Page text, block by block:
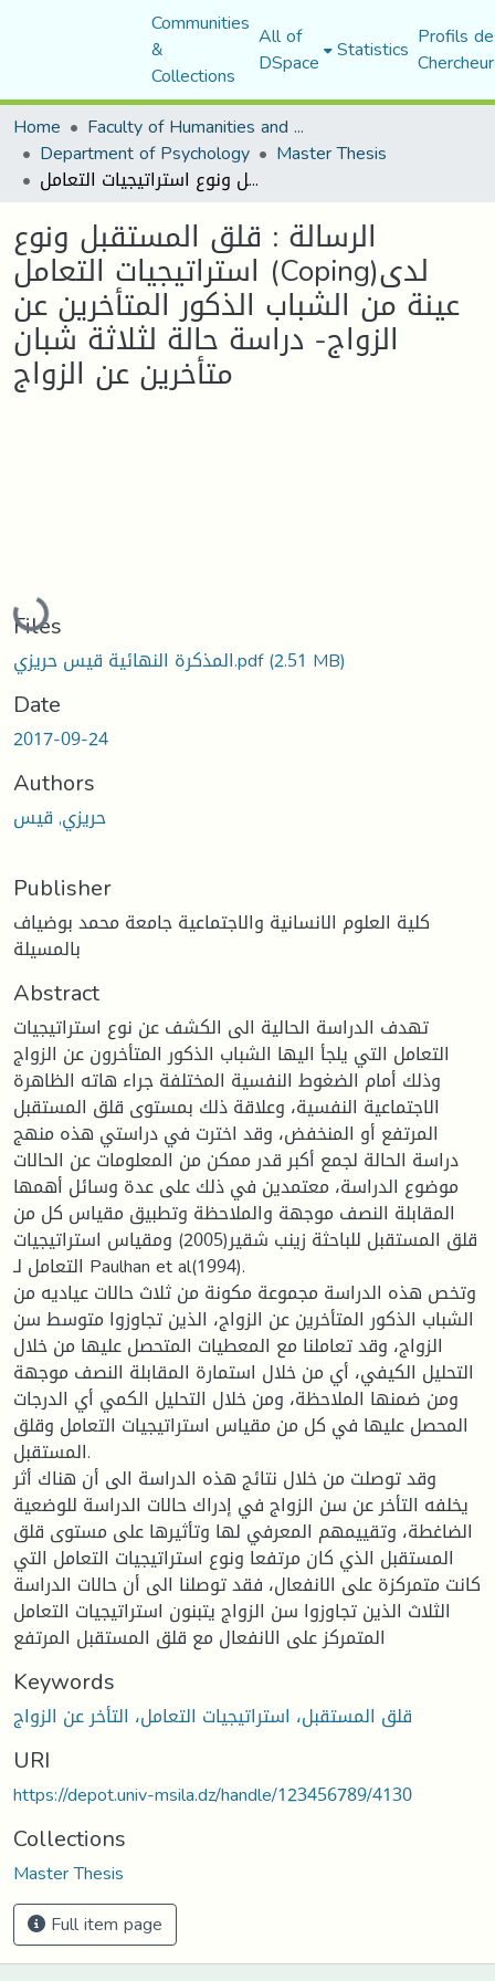
Communities
&
Collections
All of
DSpace Statistics Profils
Home
Faculty of Humanities and Social Sciences
Department of Psychology Master Thesis
الرسالة : قلق المستقبل ونوع استراتيجيات التعامل (Coping)لدى عينة من الشباب الذكور المتأخرين عن الزواج- دراسة حالة لثلاثة شبان متأخرين عن الزواج
الرسالة : قلق المستقبل ونوع
استراتيجيات التعامل (Coping)لدى
عينة من الشباب الذكور المتأخرين عن
الزواج- دراسة حالة لثلاثة شبان
متأخرين عن الزواج
Loading...
Files
المذكرة النهائية قيس حريزي.pdf(2.51 MB)
Date
2017-09-24
Authors
حريزي, قيس
Publisher
كلية العلوم الانسانية والاجتماعية جامعة محمد بوضياف
بالمسيلة
Abstract
تهدف الدراسة الحالية الى الكشف عن نوع استراتيجيات
التعامل التي یلجأ الیها الشباب الذكور المتأخرون عن الزواج
وذلك أمام الضغوط النفسية المختلفة جراء هاته الظاهرة
الاجتماعية النفسية، وعلاقة ذلك بمستوى قلق المستقبل
المرتفع أو المنخفض، وقد اخترت في دراستي هذه منهج
دراسة الحالة لجمع أكبر قدر ممكن من المعلومات عن الحالات
موضوع الدراسة، معتمدين في ذلك على عدة وسائل أهمها
المقابلة النصف موجهة والملاحظة وتطبيق مقياس كل من
قلق المستقبل للباحثة زينب شقير(2005) ومقياس استراتيجيات
التعامل لـ Paulhan et al(1994).
وتخص هذه الدراسة مجموعة مكونة من ثلاث حالات عياديه من
الشباب الذكور المتأخرين عن الزواج، الذين تجاوزوا متوسط سن
الزواج، وقد تعاملنا مع المعطيات المتحصل علیها من خلال
التحليل الكيفي، أي من خلال استمارة المقابلة النصف موجهة
ومن ضمنها الملاحظة، ومن خلال التحليل الكمي أي الدرجات
المحصل علیها في كل من مقياس استراتيجيات التعامل وقلق
المستقبل.
وقد توصلت من خلال نتائج هذه الدراسة الى أن هناك أثر
يخلفه التأخر عن سن الزواج في إدراك حالات الدراسة للوضعية
الضاغطة، وتقييمهم المعرفي لها وتأثيرها على مستوى قلق
المستقبل الذي كان مرتفعا ونوع استراتيجيات التعامل التي
كانت متمركزة على الانفعال، فقد توصلنا الى أن حالات الدراسة
الثلاث الذين تجاوزوا سن الزواج يتبنون استراتيجيات التعامل
المتمركز على الانفعال مع قلق المستقبل المرتفع
Keywords
قلق المستقبل، استراتيجيات التعامل، التأخر عن الزواج
URI
https://depot.univ-msila.dz/handle/123456789/4130
Collections
Master Thesis
Full item page